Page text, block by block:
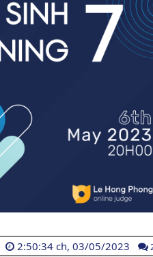
2:50:34 ch, 03/05/2023